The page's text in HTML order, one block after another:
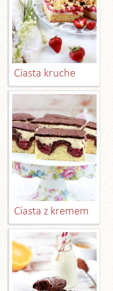
Ciasta kruche
Ciasta z kremem